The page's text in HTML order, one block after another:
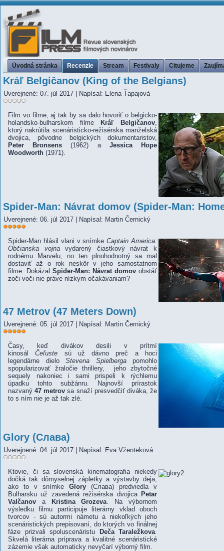
Úvodná stránka Recenzie Stream Festivaly Citujeme
Kráľ Belgičanov (King of the Belgians)
Uverejnené: 07. júl 2017 Napísal: Elena Ťapajová
Film vo filme, aj tak by sa dalo hovoriť o belgicko-
holandsko-bulharskom filme
Kráľ Belgičanov,
ktorý nakrútila scenáristicko-režisérska manželská
dvojica, pôvodne belgických dokumentaristov,
Peter Bronsens (1962) a Jessica Hope
Woodworth (1971).
Spider-Man: Návrat domov (Spider-Man:
Uverejnené: 06. júl 2017
Napísal: Martin Černický
používateľov:5/ 5
Spider-Man hlásil vlani v snímkeCaptain America:
Občianska vojnavydarený čiastkový návrat k
rodnému Marvelu, no ten plnohodnotný sa mal
dostaviť až o rok neskôr v jeho samostatnom
filme. Dokázal Spider-Man: Návrat domov obstáť
zoči-voči nie práve nízkym očakávaniam?
47 Metrov (47 Meters Down)
Uverejnené: 05. júl 2017
Napísal: Martin Černický
používateľov:
5
Časy, keď divákov desili v prítmí
kinosálČeľuste sú už dávno preč a hoci
legendárne dielo Stevena Spielbergapomohlo
spopularizovať žraločie thrillery, jeho zbytočné
sequely nakoniec i sami prispeli k rýchlemu
úpadku tohto subžánru. Najnovší prírastok
nazvaný47 metrov sa snaží presvedčiť diváka, že
to s ním nie je až tak zlé.
Glory (Слава)
Uverejnené: 04. júl 2017 Napísal: Eva Vženteková
Ktovie, či sa slovenská kinematografia niekedy
dočká tak dômyselnej zápletky a výstavby deja,
ako to v snímke Glory (Слава) predviedla v
Bulharsku už zavedená režisérska dvojica Petar
Valčanov a Kristina Grozeva. Na výbornom
výsledku filmu participuje literárny vklad oboch
tvorcov - sú autormi námetu a niekoľkých jeho
scenáristických prepisovaní, do ktorých vo finálnej
fáze prizvali spoluscenáristu
Deča Taraležkova.
Skvelá literárna príprava a kvalitné scenáristické
zázemie však automaticky nevyčarí výborný film.